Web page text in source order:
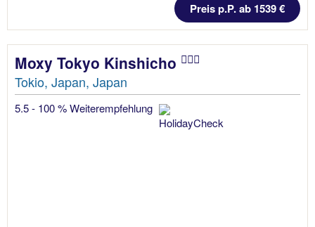
Preis p.P. ab 1539 €
Moxy Tokyo Kinshicho
Tokio, Japan, Japan
5.5 - 100 % Weiterempfehlung